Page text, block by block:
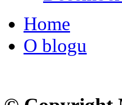
Home
O blogu